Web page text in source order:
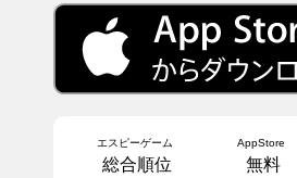
エスピーゲーム
総合順位
AppStore
無料